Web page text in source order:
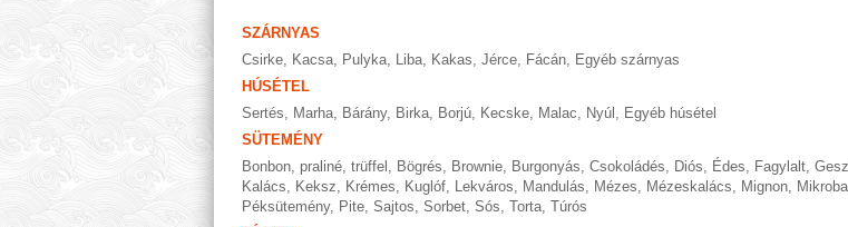
SZÁRNYAS
Csirke, Kacsa, Pulyka, Liba, Kakas, Jérce, Fácán, Egyéb szárnyas
HÚSÉTEL
Sertés, Marha, Bárány, Birka, Borjú, Kecske, Malac, Nyúl , Egyéb húsétel
SÜTEMÉNY
Bonbon, praliné, trüffel , Bögrés, Brownie, Burgonyás, Csokoládés, Diós, Édes, Fagylalt,
Kalács, Keksz, Krémes, Kuglóf, Lekváros, Mandulás, Mézes, Mézeskalács, Mignon,
Péksütemény, Pite, Sajtos, Sorbet, Sós, Torta, Túrós